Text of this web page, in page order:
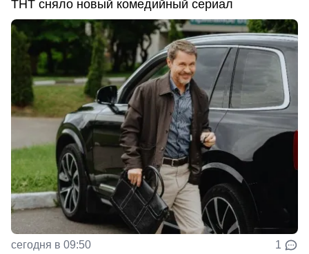
ТНТ сняло новый комедийный сериал
сегодня в 09:50 1